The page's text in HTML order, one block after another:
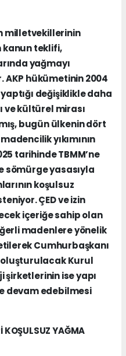
milletvekillerinin
kanun teklifi,
yağmayı
AKP hükümetinin 2004
değişiklikle daha
ve kültürel mirası
bugün ülkenin dört
yıkımının
tarihinde TBMM’ne
sömürge yasasıyla
koşulsuz
ÇED ve izin
içeriğe sahip olan
madenlere yönelik
Cumhurbaşkanı
oluşturulacak Kurul
şirketlerinin ise yapı
devam edebilmesi
KOŞULSUZ YAĞMA